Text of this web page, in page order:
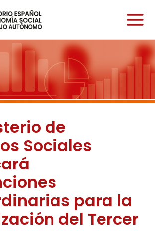
de
Sociales
para la
del Tercer